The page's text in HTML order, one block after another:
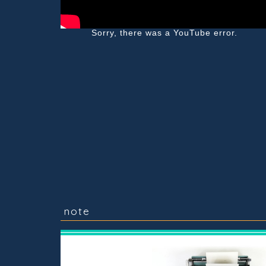
Sorry, there was a YouTube error.
note